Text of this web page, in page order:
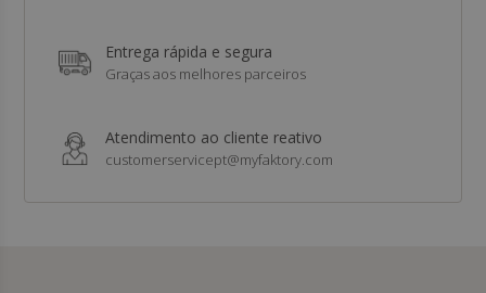
Entrega rápida e segura
Graças aos melhores parceiros
Atendimento ao cliente reativo
customerservicept@myfaktory.com